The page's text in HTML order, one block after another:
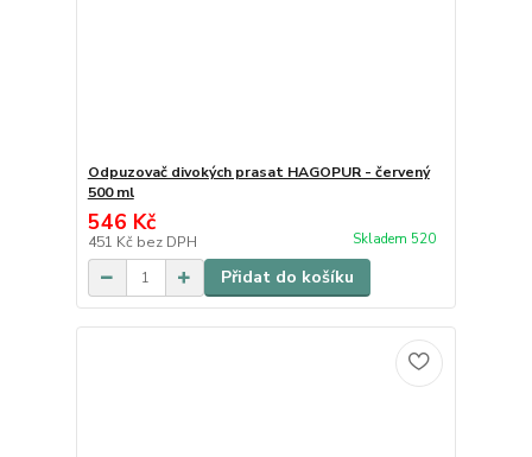
Odpuzovač divokých prasat HAGOPUR - červený
500 ml
546 Kč
451 Kč bez DPH Skladem 520
Přidat do košíku